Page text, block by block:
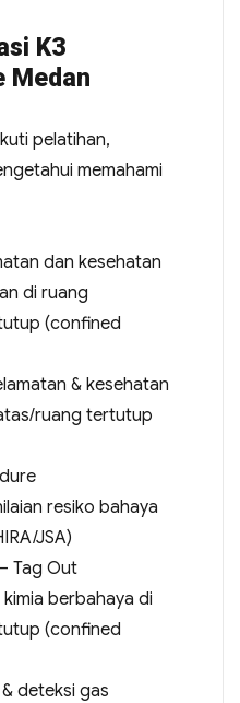
K3
Medan
pelatihan,
memahami
dan kesehatan
di ruang
(confined
& kesehatan
ruang tertutup
resiko bahaya
JSA)
Tag Out
berbahaya di
(confined
deteksi gas